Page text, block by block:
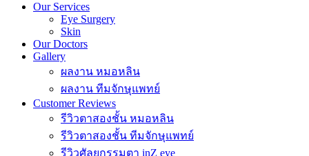
Our Services
Eye Surgery
Skin
Our Doctors
Gallery
ผลงาน หมอหลิน
ผลงาน ทีมจักษุแพทย์
Customer Reviews
รีวิวตาสองชั้น หมอหลิน
รีวิวตาสองชั้น ทีมจักษุแพทย์
รีวิวศัลยกรรมตา inZ eye